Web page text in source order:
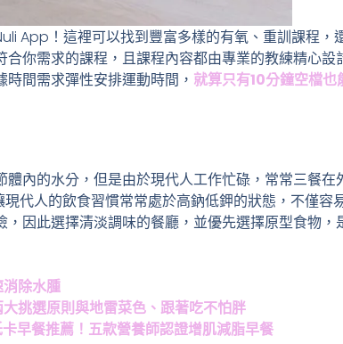
App！這裡可以找到豐富多樣的有氧、重訓課程，
你需求的課程，且課程內容都由專業的教練精心設
間需求彈性安排運動時間， 就算只有10分鐘空檔
內的水分，但是由於現代人工作忙碌，常常三餐在
代人的飲食習慣常常處於高鈉低鉀的狀態，不僅容
因此選擇清淡調味的餐廳，並優先選擇原型食物，
除水腫
挑選原則與地雷菜色、跟著吃不怕胖
早餐推薦！五款營養師認證增肌減脂早餐